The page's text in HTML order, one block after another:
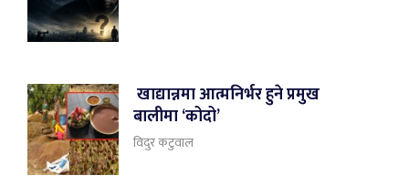
खाद्यान्नमा आत्मनिर्भर हुने प्रमुख
बालीमा ‘कोदो’
विदुर कटुवाल